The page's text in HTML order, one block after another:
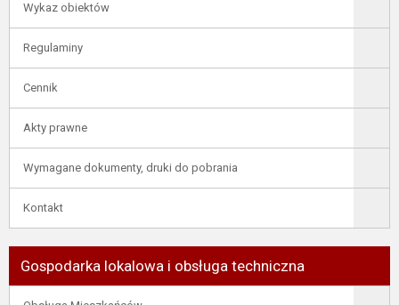
Wykaz obiektów
Regulaminy
Cennik
Akty prawne
Wymagane dokumenty, druki do pobrania
Kontakt
Gospodarka lokalowa i obsługa techniczna